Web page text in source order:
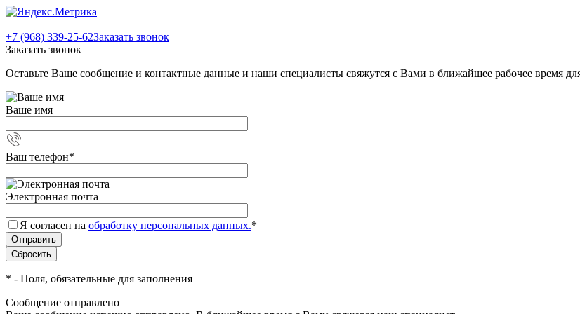
+7 (968) 339-25-62Заказать звонок
Заказать звонок
Оставьте Ваше сообщение и контактные данные и наши специалисты свяжутся с Вами в ближайшее рабочее время
Ваше имя
Ваш телефон*
Электронная почта
Я согласен на обработку персональных данных.*
* - Поля, обязательные для заполнения
Сообщение отправлено